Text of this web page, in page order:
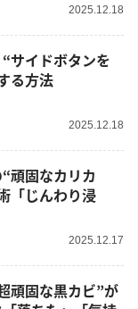
2025.12.18
サイドボタンを
る方法
2025.12.18
頑固なカリカ
「じんわり浸
2025.12.17
頑固な黒カビ”が